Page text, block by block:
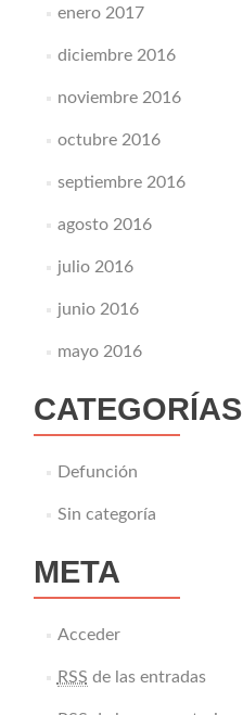
enero 2017
diciembre 2016
noviembre 2016
octubre 2016
septiembre 2016
agosto 2016
julio 2016
junio 2016
mayo 2016
CATEGORÍAS
Defunción
Sin categoría
META
Acceder
RSS de las entradas